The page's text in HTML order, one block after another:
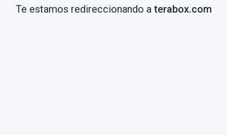
Te estamos redireccionando a terabox.com